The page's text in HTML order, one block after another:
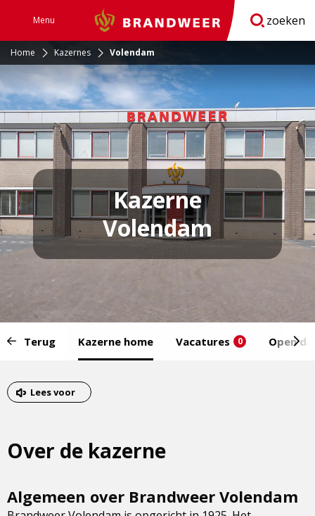
Menu Brandweer zoeken
Home Kazernes Volendam
Kazerne
Volendam
van
menu:
Terug Kazerne home Vacatures 0 Open
van
het
Lees voor
Over de kazerne
Algemeen over Brandweer Volendam